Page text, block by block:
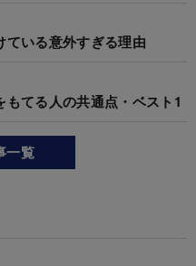
ている意外すぎる理由
てる人の共通点・ベスト1
一覧